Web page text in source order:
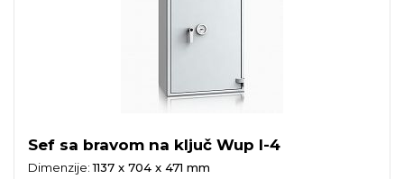
Sef sa bravom na ključ Wup I-4
Dimenzije:1137 x 704 x 471 mm